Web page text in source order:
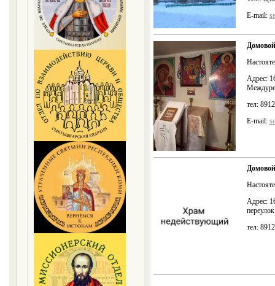
E-mail:
Адрес:
тел:
E-mail:
Адрес:
тел: